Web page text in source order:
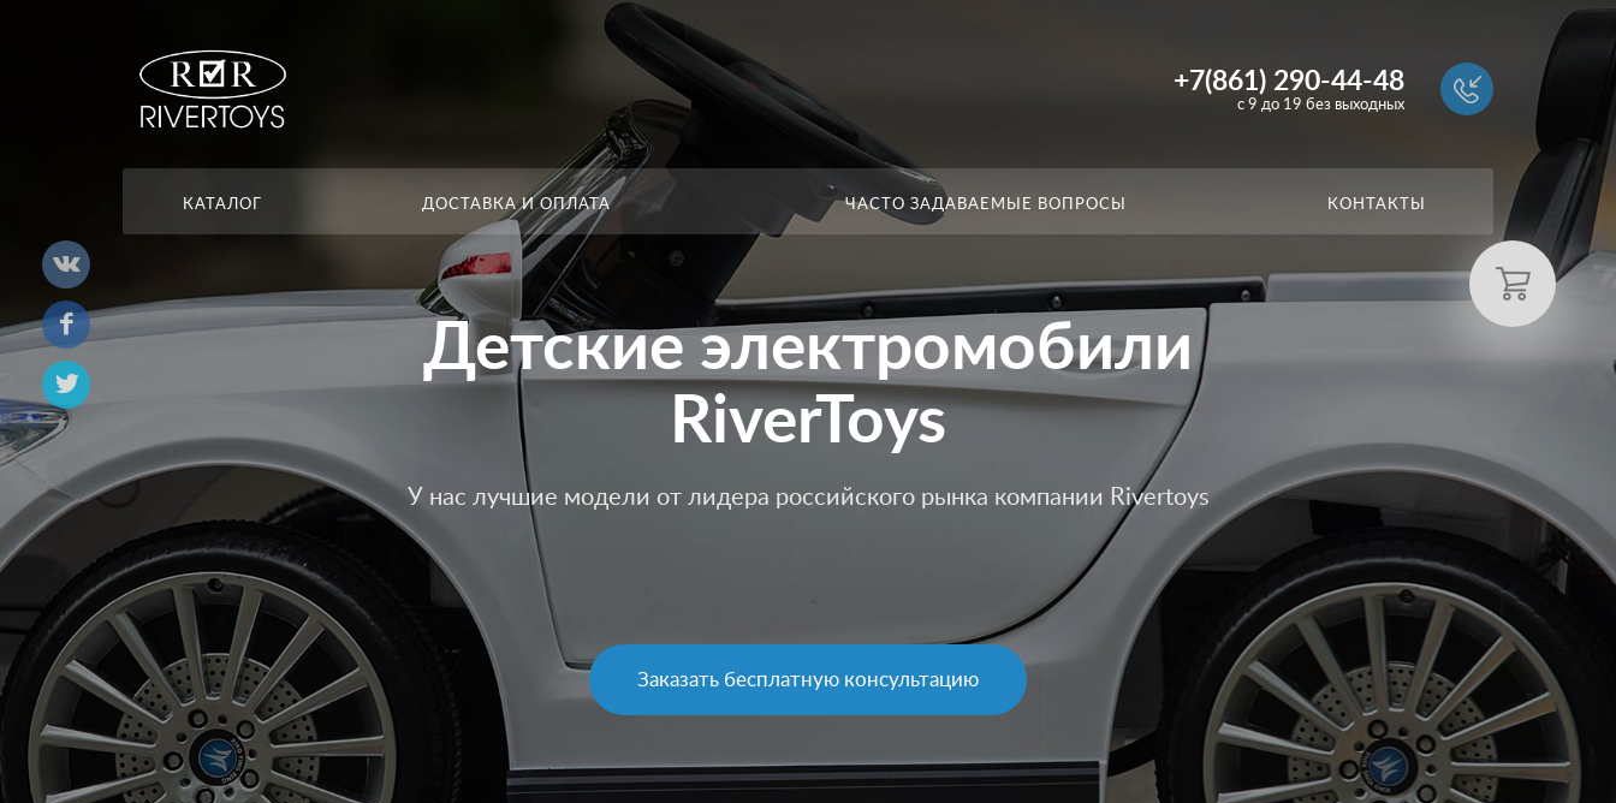
+7(861) 290-44-48
c 9 до 19 без выходных
КАТАЛОГ ДОСТАВКА И ОПЛАТА ЧАСТО ЗАДАВАЕМЫЕ ВОПРОСЫ КОНТАКТЫ
Детские электромобили
RiverToys
У нас лучшие модели от лидера российского рынка компании Rivertoys
Заказать бесплатную консультацию